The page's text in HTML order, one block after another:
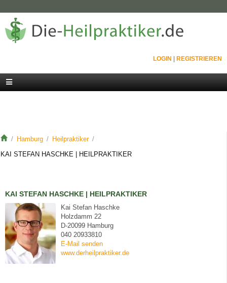
LOGIN REGISTRIEREN
Hamburg
Heilpraktiker
KAI STEFAN HASCHKE | HEILPRAKTIKER
KAI STEFAN HASCHKE | HEILPRAKTIKER
Kai Stefan Haschke
Holzdamm 22
D-20099 Hamburg
040 20933810
E-Mail senden
www.derheilpraktiker.de